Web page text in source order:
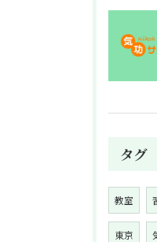
タグ
教室
東京